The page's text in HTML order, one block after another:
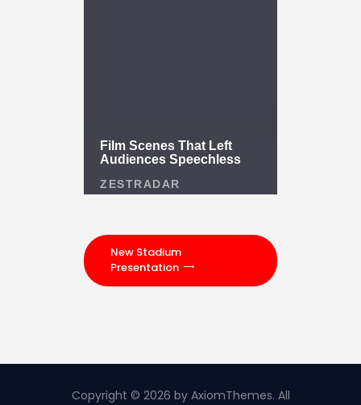
New Stadium
Presentation
Copyright © 2026 by AxiomThemes. All